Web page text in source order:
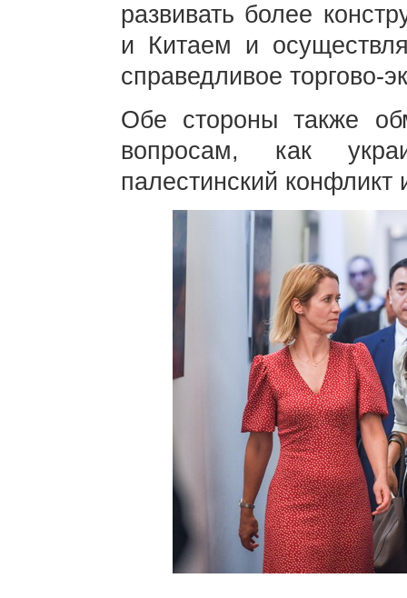
развивать более
и Китаем и
справедливое торгово-
Обе стороны также
вопросам, как
палестинский